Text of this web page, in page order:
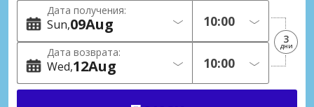
Дата получения:
Sun 09Aug
Дата возврата:
Wed 12Aug
3
дни